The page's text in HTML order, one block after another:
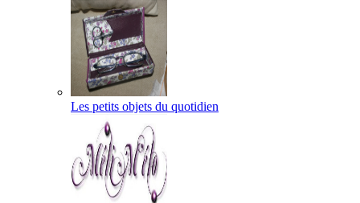
Les petits objets du quotidien